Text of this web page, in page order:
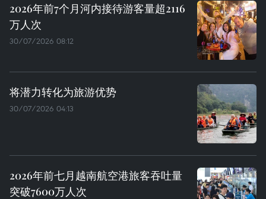
2026年前7个月河内接待游客量超2116
万人次
30/07/2026 08:12
将潜力转化为旅游优势
30/07/2026 04:13
2026年前七月越南航空港旅客吞吐量
突破7600万人次